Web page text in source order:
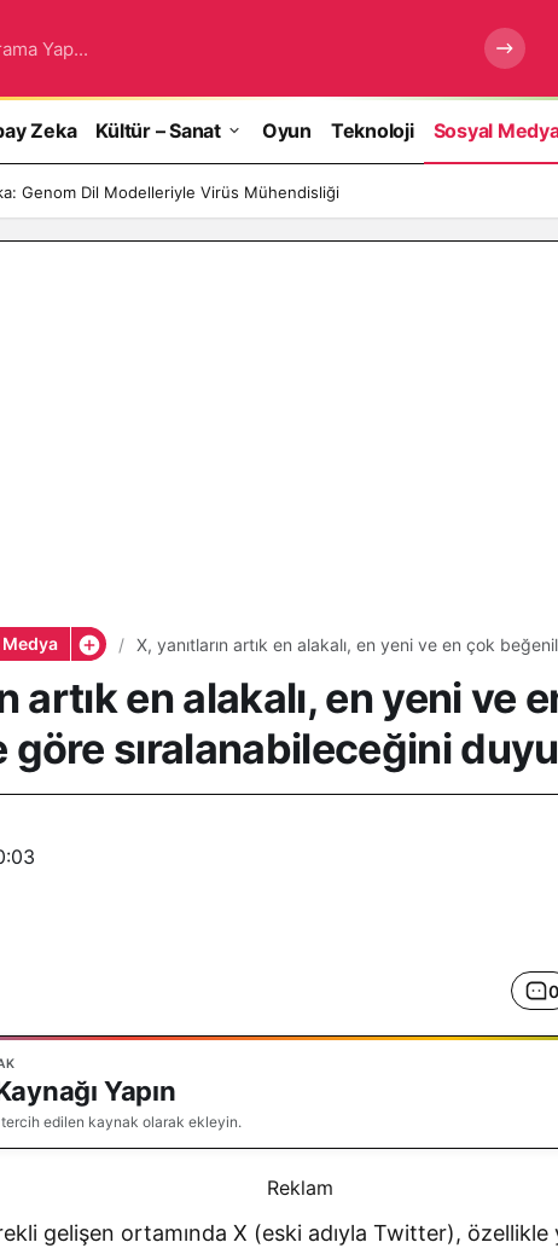
Yap...
Zeka Kültür – Sanat Oyun Teknoloji Sosyal
Genom Dil Modelleriyle Virüs Mühendisliği
X, yanıtların artık en alakalı, en yeni ve en çok
artık en alakalı, en yeni ve
göre sıralanabileceğini
0
Yapın
tercih edilen kaynak olarak ekleyin.
gelişen ortamında X (eski adıyla Twitter),